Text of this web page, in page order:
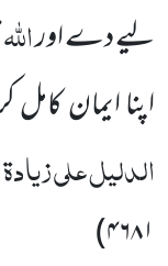
لیے دے اوراللّٰہ
اپنا ایمان کامل
الدلیل علی
۴۶۸۱)